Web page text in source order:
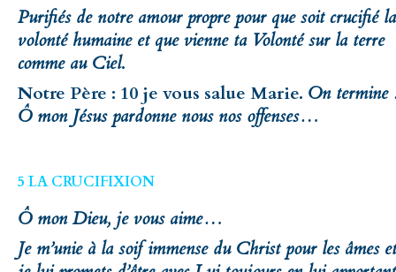
Purifiés de notre amour propre pour que soit crucifié la
volonté humaine et que vienne ta Volonté sur la terre
comme au Ciel.
Notre Père : 10 je vous salue Marie. On termine
Ô mon Jésus pardonne nous nos offenses…
5 LA CRUCIFIXION
Ô mon Dieu, je vous aime…
Je m’unie à la soif immense du Christ pour les âmes et